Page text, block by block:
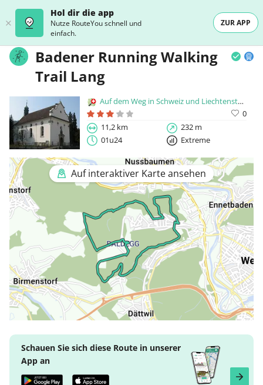
Hol dir die app
Nutze RouteYou schnell und
einfach.
ZUR APP
Badener Running Walking
Trail Lang
Auf dem Weg in Schweiz und Liechtenstein
0
11,2 km
232 m
01u24
Extreme
Auf interaktiver Karte ansehen
Schauen Sie sich diese Route in unserer
App an